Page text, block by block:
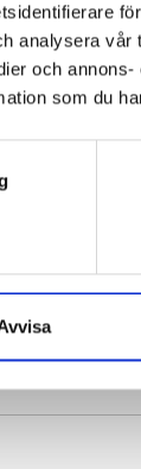
analysera vår
och
som du
day: 100 SEK
5518